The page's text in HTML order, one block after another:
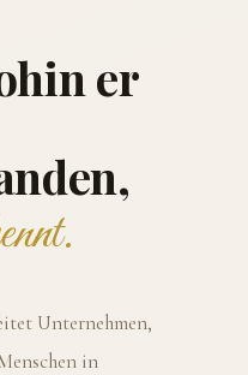
er
Unternehmen,
in